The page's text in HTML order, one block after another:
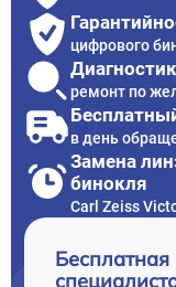
цифрового
ремонт по
в день
Замена
бинокля
Carl Zeiss
Бесплатная